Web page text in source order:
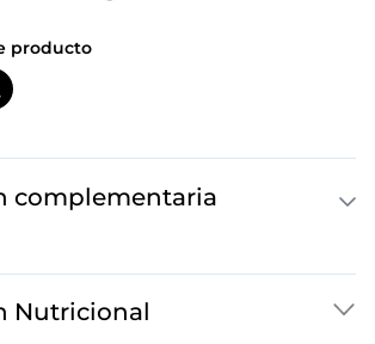
complementaria
Nutricional